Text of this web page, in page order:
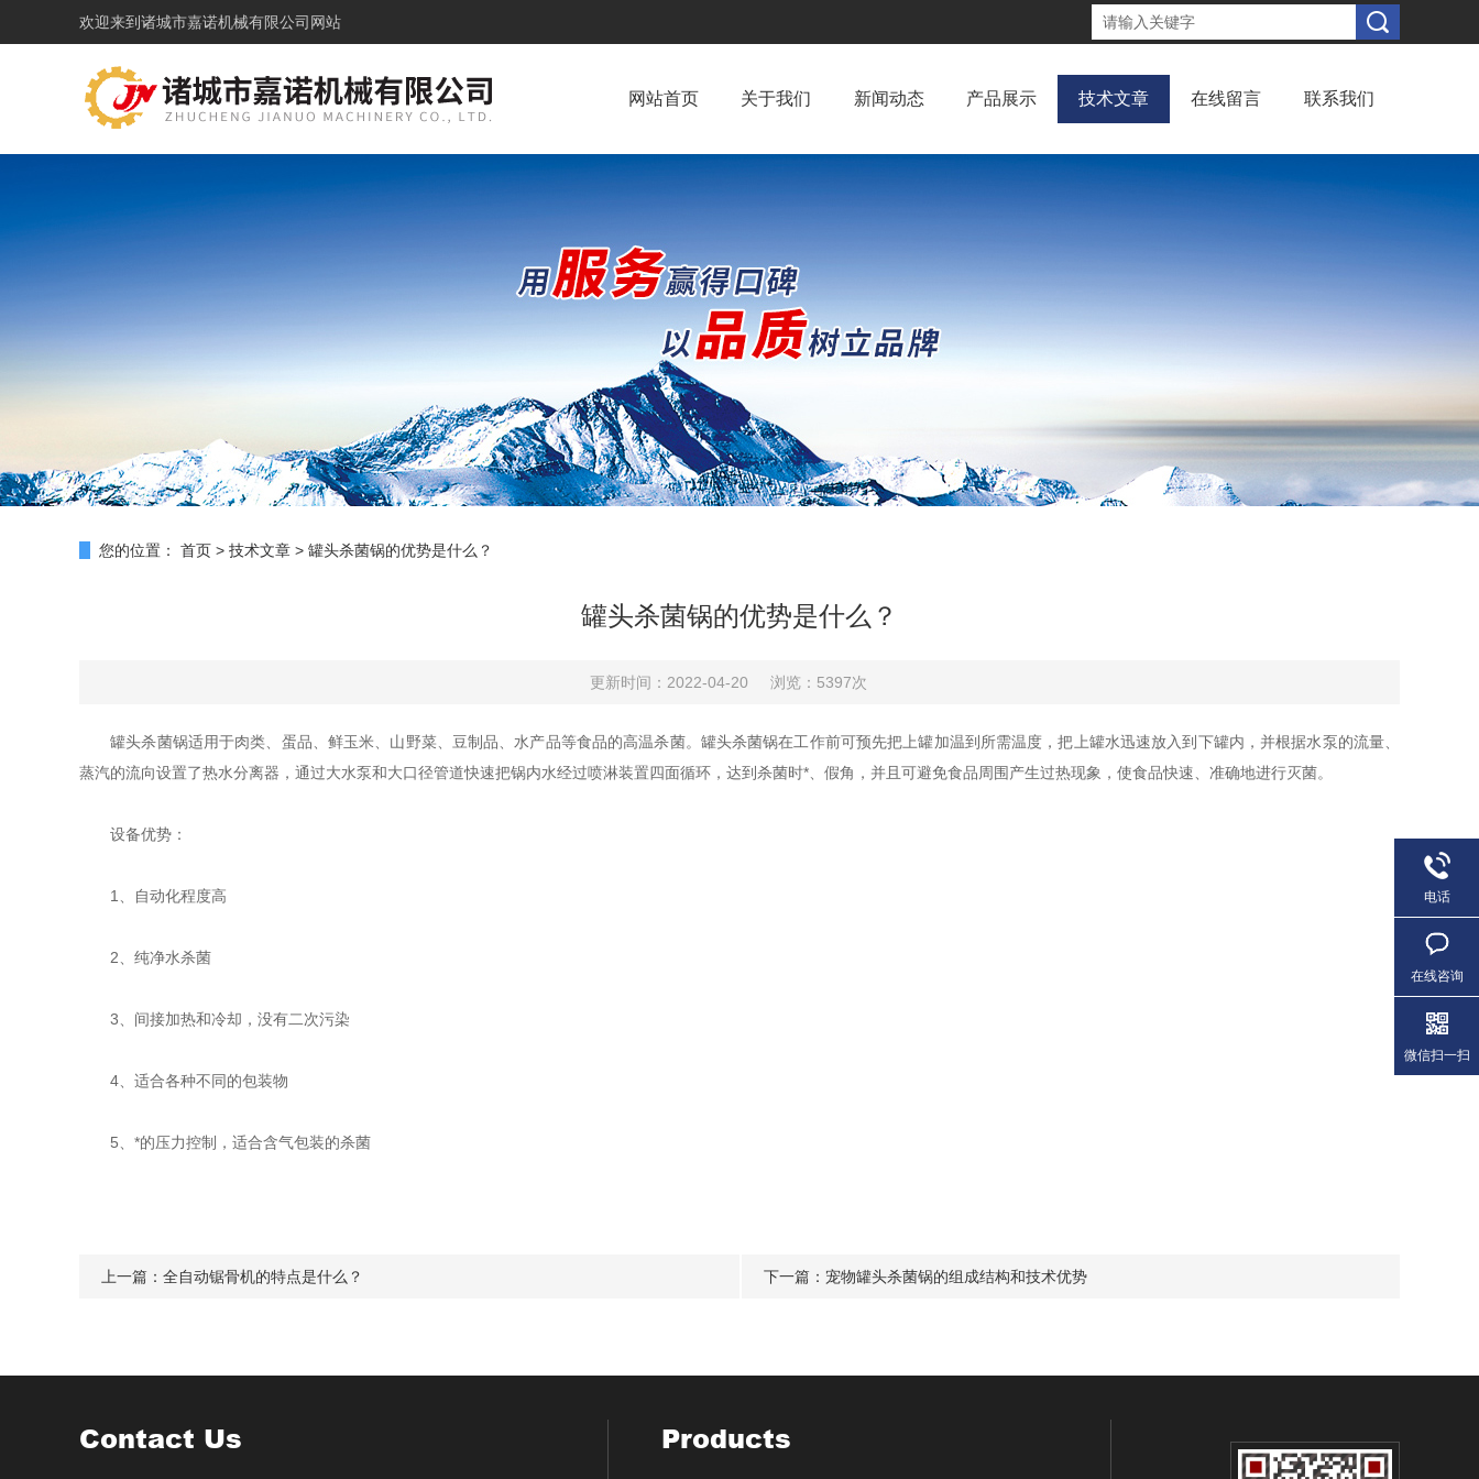
欢迎来到 诸城市嘉诺机械有限公司网站
网站首页 关于我们 新闻动态 产品展示 技术文章 在线留言 联系我们
您的位置： 首页 > 技术文章 > 罐头杀菌锅的优势是什么？
罐头杀菌锅的优势是什么？
更新时间：2022-04-20 浏览：5397次
罐头杀菌锅适用于肉类、蛋品、鲜玉米、山野菜、豆制品、水产品等食品的高温杀菌。罐头杀菌锅在工作前可预先把上罐加温到所需温度，把上罐水迅速放入到下罐内，并根据水泵的流量、
蒸汽的流向设置了热水分离器，通过大水泵和大口径管道快速把锅内水经过喷淋装置四面循环，达到杀菌时*、假角，并且可避免食品周围产生过热现象，使食品快速、准确地进行灭菌。
设备优势：
1、自动化程度高
2、纯净水杀菌
3、间接加热和冷却，没有二次污染
4、适合各种不同的包装物
5、*的压力控制，适合含气包装的杀菌
上一篇： 全自动锯骨机的特点是什么？ 下一篇： 宠物罐头杀菌锅的组成结构和技术优势
Contact Us Products
电话
在线咨询
微信扫一扫